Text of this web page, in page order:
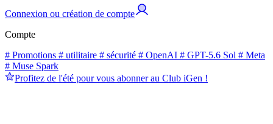
Connexion ou création de compte
Compte
# Promotions # utilitaire # sécurité # OpenAI # GPT-5.6 Sol # Meta
# Muse Spark
Profitez de l'été pour vous abonner au Club iGen !